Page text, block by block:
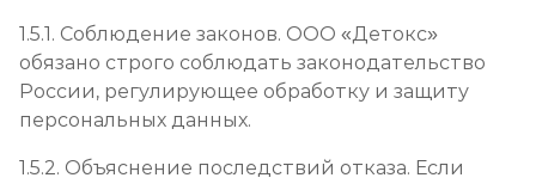
1.5.1. Соблюдение законов. ООО «Детокс»
обязано строго соблюдать законодательство
России, регулирующее обработку и защиту
персональных данных.
1.5.2. Объяснение последствий отказа. Если